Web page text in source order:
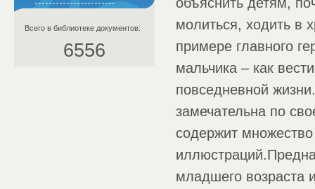
Всего в библиотеке документов:
6556
молиться, ходить в
примере главного
мальчика – как
повседневной
замечательна по
содержит
младшего возраста